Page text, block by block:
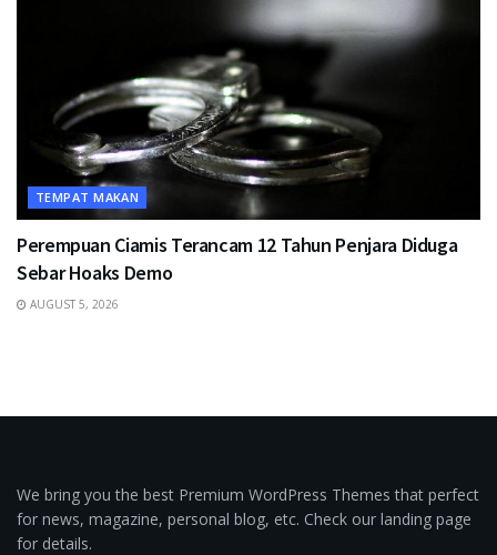
TEMPAT MAKAN
Perempuan Ciamis Terancam 12 Tahun Penjara Diduga
Sebar Hoaks Demo
AUGUST 5, 2026
We bring you the best Premium WordPress Themes that perfect
for news, magazine, personal blog, etc. Check our landing page
for details.